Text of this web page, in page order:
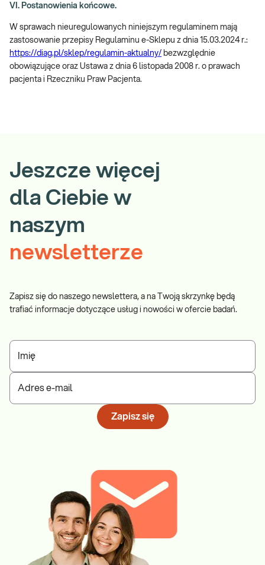
VI. Postanowienia końcowe.
W sprawach nieuregulowanych niniejszym regulaminem mają
zastosowanie przepisy Regulaminu e-Sklepu z dnia 15.03.2024 r.:
https://diag.pl/sklep/regulamin-aktualny/ bezwzględnie
obowiązujące oraz Ustawa z dnia 6 listopada 2008 r. o prawach
pacjenta i Rzeczniku Praw Pacjenta.
Jeszcze więcej
dla Ciebie w
naszym
newsletterze
Zapisz się do naszego newslettera, a na Twoją skrzynkę będą
trafiać informacje dotyczące usług i nowości w ofercie badań.
Imię
Adres e-mail
Zapisz się